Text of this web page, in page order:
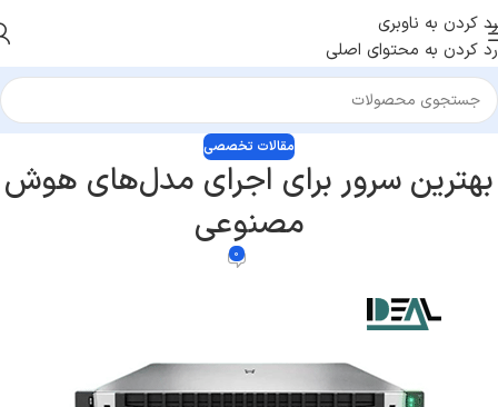
رد کردن به ناوبری
رد کردن به محتوای اصلی
مقالات تخصصی
بهترین سرور برای اجرای مدل‌های هوش
مصنوعی
0